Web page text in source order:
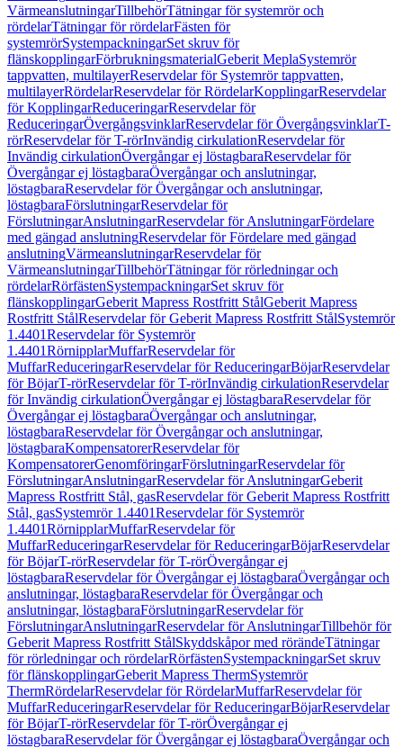
VärmeanslutningarTillbehörTätningar för systemrör och
rördelarTätningar för rördelarFästen för
systemrörSystempackningarSet skruv för
flänskopplingarFörbrukningsmaterialGeberit MeplaSystemrör
tappvatten, multilayerReservdelar för Systemrör tappvatten,
multilayerRördelarReservdelar för RördelarKopplingarReservdelar
för KopplingarReduceringarReservdelar för
ReduceringarÖvergångsvinklarReservdelar för ÖvergångsvinklarT-
rörReservdelar för T-rörInvändig cirkulationReservdelar för
Invändig cirkulationÖvergångar ej löstagbaraReservdelar för
Övergångar ej löstagbaraÖvergångar och anslutningar,
löstagbaraReservdelar för Övergångar och anslutningar,
löstagbaraFörslutningarReservdelar för
FörslutningarAnslutningarReservdelar för AnslutningarFördelare
med gängad anslutningReservdelar för Fördelare med gängad
anslutningVärmeanslutningarReservdelar för
VärmeanslutningarTillbehörTätningar för rörledningar och
rördelarRörfästenSystempackningarSet skruv för
flänskopplingarGeberit Mapress Rostfritt StålGeberit Mapress
Rostfritt StålReservdelar för Geberit Mapress Rostfritt StålSystemrör
1.4401Reservdelar för Systemrör
1.4401RörnipplarMuffarReservdelar för
MuffarReduceringarReservdelar för ReduceringarBöjarReservdelar
för BöjarT-rörReservdelar för T-rörInvändig cirkulationReservdelar
för Invändig cirkulationÖvergångar ej löstagbaraReservdelar för
Övergångar ej löstagbaraÖvergångar och anslutningar,
löstagbaraReservdelar för Övergångar och anslutningar,
löstagbaraKompensatorerReservdelar för
KompensatorerGenomföringarFörslutningarReservdelar för
FörslutningarAnslutningarReservdelar för AnslutningarGeberit
Mapress Rostfritt Stål, gasReservdelar för Geberit Mapress Rostfritt
Stål, gasSystemrör 1.4401Reservdelar för Systemrör
1.4401RörnipplarMuffarReservdelar för
MuffarReduceringarReservdelar för ReduceringarBöjarReservdelar
för BöjarT-rörReservdelar för T-rörÖvergångar ej
löstagbaraReservdelar för Övergångar ej löstagbaraÖvergångar och
anslutningar, löstagbaraReservdelar för Övergångar och
anslutningar, löstagbaraFörslutningarReservdelar för
FörslutningarAnslutningarReservdelar för AnslutningarTillbehör för
Geberit Mapress Rostfritt StålSkyddskåpor med rörändeTätningar
för rörledningar och rördelarRörfästenSystempackningarSet skruv
för flänskopplingarGeberit Mapress ThermSystemrör
ThermRördelarReservdelar för RördelarMuffarReservdelar för
MuffarReduceringarReservdelar för ReduceringarBöjarReservdelar
för BöjarT-rörReservdelar för T-rörÖvergångar ej
löstagbaraReservdelar för Övergångar ej löstagbaraÖvergångar och